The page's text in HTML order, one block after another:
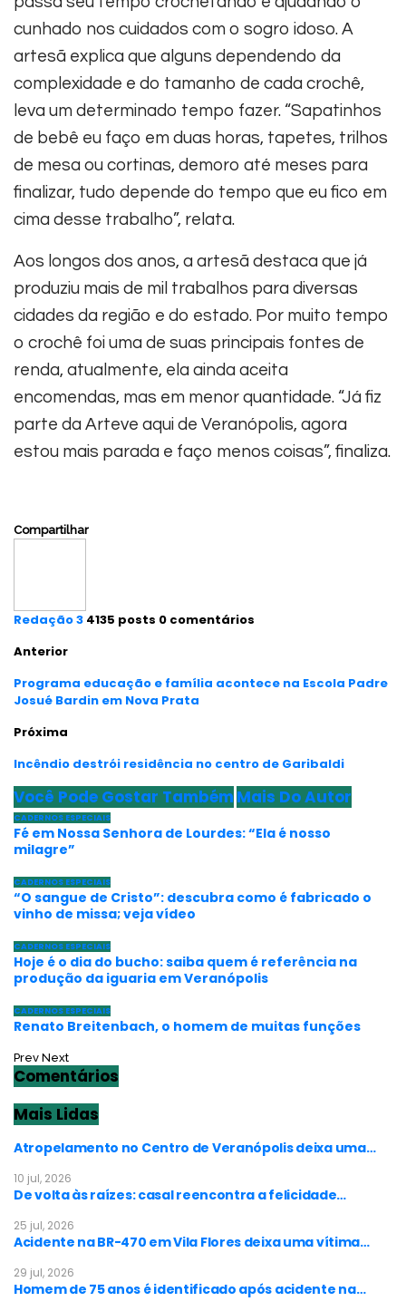
cunhado nos cuidados com o sogro idoso. A
artesã explica que alguns dependendo da
complexidade e do tamanho de cada crochê,
leva um determinado tempo fazer. “Sapatinhos
de bebê eu faço em duas horas, tapetes, trilhos
de mesa ou cortinas, demoro até meses para
finalizar, tudo depende do tempo que eu fico em
cima desse trabalho”, relata.
Aos longos dos anos, a artesã destaca que já
produziu mais de mil trabalhos para diversas
cidades da região e do estado. Por muito tempo
o crochê foi uma de suas principais fontes de
renda, atualmente, ela ainda aceita
encomendas, mas em menor quantidade. “Já fiz
parte da Arteve aqui de Veranópolis, agora
estou mais parada e faço menos coisas”, finaliza.
Compartilhar
Redação 3 4135 posts 0 comentários
Anterior
Programa educação e família acontece na Escola Padre
Josué Bardin em Nova Prata
Próxima
Incêndio destrói residência no centro de Garibaldi
Você Pode Gostar Também Mais Do Autor
CADERNOS ESPECIAIS
Fé em Nossa Senhora de Lourdes: “Ela é nosso
milagre”
CADERNOS ESPECIAIS
“O sangue de Cristo”: descubra como é fabricado o
vinho de missa; veja vídeo
CADERNOS ESPECIAIS
Hoje é o dia do bucho: saiba quem é referência na
produção da iguaria em Veranópolis
CADERNOS ESPECIAIS
Renato Breitenbach, o homem de muitas funções
Prev Next
Comentários
Mais Lidas
Atropelamento no Centro de Veranópolis deixa uma…
10 jul, 2026
De volta às raízes: casal reencontra a felicidade…
25 jul, 2026
Acidente na BR-470 em Vila Flores deixa uma vítima…
29 jul, 2026
Homem de 75 anos é identificado após acidente na…